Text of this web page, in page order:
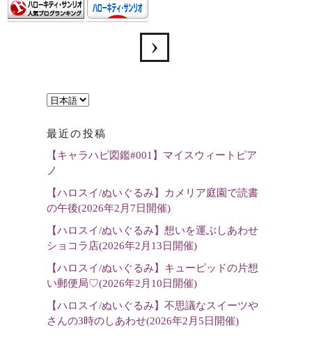
言
を
選
最近の投稿
【キャラハピ図鑑#001】マイスウィートピア
ノ
【ハロスイ/ぬいぐるみ】カメリア庭園で読書
の午後(2026年2月7日開催)
【ハロスイ/ぬいぐるみ】想いを運ぶしあわせ
ショコラ店(2026年2月13日開催)
【ハロスイ/ぬいぐるみ】キューピッドの片想
い郵便局♡(2026年2月10日開催)
【ハロスイ/ぬいぐるみ】不思議なスイーツや
さんの3時のしあわせ(2026年2月5日開催)